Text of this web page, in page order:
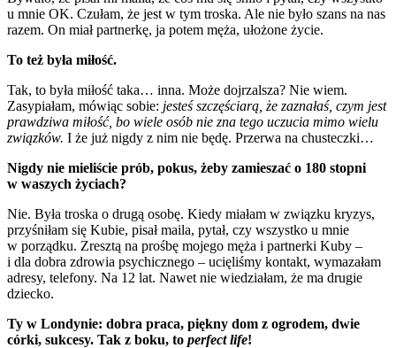
u mnie OK. Czułam, że jest w tym troska. Ale nie było szans na nas
razem. On miał partnerkę, ja potem męża, ułożone życie.
To też była miłość.
Tak, to była miłość taka… inna. Może dojrzalsza? Nie wiem.
Zasypiałam, mówiąc sobie: jesteś szczęściarą, że zaznałaś, czym jest
prawdziwa miłość, bo wiele osób nie zna tego uczucia mimo wielu
związków. I że już nigdy z nim nie będę. Przerwa na chusteczki…
Nigdy nie mieliście prób, pokus, żeby zamieszać o 180 stopni
w waszych życiach?
Nie. Była troska o drugą osobę. Kiedy miałam w związku kryzys,
przyśniłam się Kubie, pisał maila, pytał, czy wszystko u mnie
w porządku. Zresztą na prośbę mojego męża i partnerki Kuby –
i dla dobra zdrowia psychicznego – ucięliśmy kontakt, wymazałam
adresy, telefony. Na 12 lat. Nawet nie wiedziałam, że ma drugie
dziecko.
Ty w Londynie: dobra praca, piękny dom z ogrodem, dwie
córki, sukcesy. Tak z boku, to perfect life!